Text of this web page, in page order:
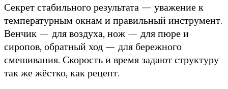
Секрет стабильного результата — уважение к
температурным окнам и правильный инструмент.
Венчик — для воздуха, нож — для пюре и
сиропов, обратный ход — для бережного
смешивания. Скорость и время задают структуру
так же жёстко, как рецепт.